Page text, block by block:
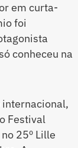
em curta-
foi
conheceu na
internacional,
Festival
25º Lille